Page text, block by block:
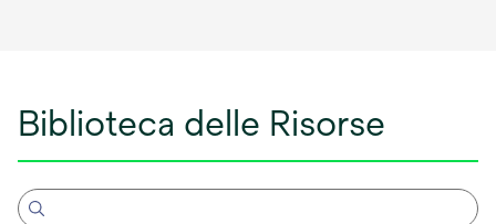
Biblioteca delle Risorse